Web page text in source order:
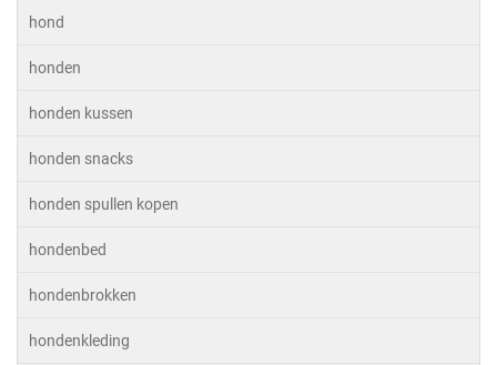
hond
honden
honden kussen
honden snacks
honden spullen kopen
hondenbed
hondenbrokken
hondenkleding